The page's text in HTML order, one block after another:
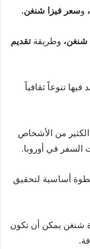
وسعر فيزا شنغن.
شنغن، وطريقةتقديم
تنوعاً ثقافياً
من الأشخاص
في أوروبا.
أساسية لتحقيق
شنغن يمكن أن تكون